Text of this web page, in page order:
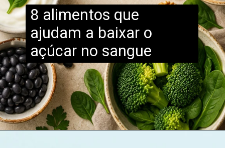
8 alimentos que
ajudam a baixar o
açúcar no sangue